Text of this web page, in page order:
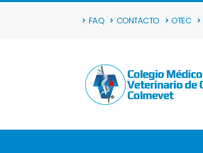
FAQ CONTACTO OTEC